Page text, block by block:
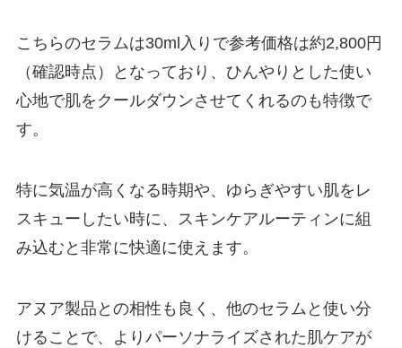
こちらのセラムは30ml入りで参考価格は約2,800円
（確認時点）となっており、ひんやりとした使い
心地で肌をクールダウンさせてくれるのも特徴で
す。
特に気温が高くなる時期や、ゆらぎやすい肌をレ
スキューしたい時に、スキンケアルーティンに組
み込むと非常に快適に使えます。
アヌア製品との相性も良く、他のセラムと使い分
けることで、よりパーソナライズされた肌ケアが